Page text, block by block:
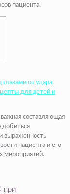
пациента.
от удара,
для детей и
важная составляющая
добиться
выраженность
пациента и его
мероприятий.
при